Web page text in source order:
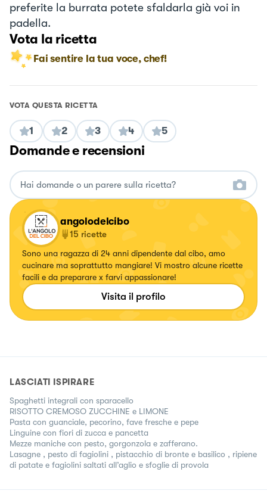
preferite la burrata potete sfaldarla già voi in
padella.
Vota la ricetta
Fai sentire la tua voce, chef!
VOTA QUESTA RICETTA
1 2 3 4 5
Domande e recensioni
angolodelcibo
15 ricette
Sono una ragazza di 24 anni dipendente dal cibo, amo
cucinare ma soprattutto mangiare! Vi mostro alcune ricette
facili e da preparare x farvi appassionare!
Visita il profilo
LASCIATI ISPIRARE
Spaghetti integrali con sparacello
RISOTTO CREMOSO ZUCCHINE e LIMONE
Pasta con guanciale, pecorino, fave fresche e pepe
Linguine con fiori di zucca e pancetta
Mezze maniche con pesto, gorgonzola e zafferano.
Lasagne , pesto di fagiolini , pistacchio di bronte e basilico , ripiene
di patate e fagiolini saltati all’aglio e sfoglie di provola